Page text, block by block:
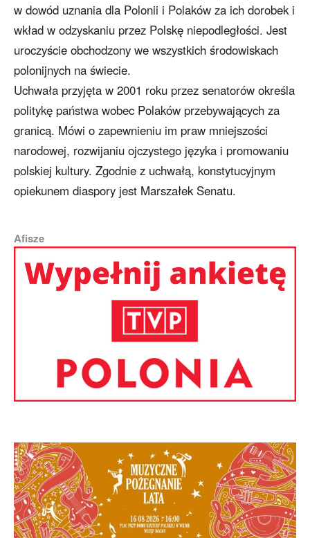
w dowód uznania dla Polonii i Polaków za ich dorobek i
wkład w odzyskaniu przez Polskę niepodległości. Jest
uroczyście obchodzony we wszystkich środowiskach
polonijnych na świecie.
Uchwała przyjęta w 2001 roku przez senatorów określa
politykę państwa wobec Polaków przebywających za
granicą. Mówi o zapewnieniu im praw mniejszości
narodowej, rozwijaniu ojczystego języka i promowaniu
polskiej kultury. Zgodnie z uchwałą, konstytucyjnym
opiekunem diaspory jest Marszałek Senatu.
Afisze